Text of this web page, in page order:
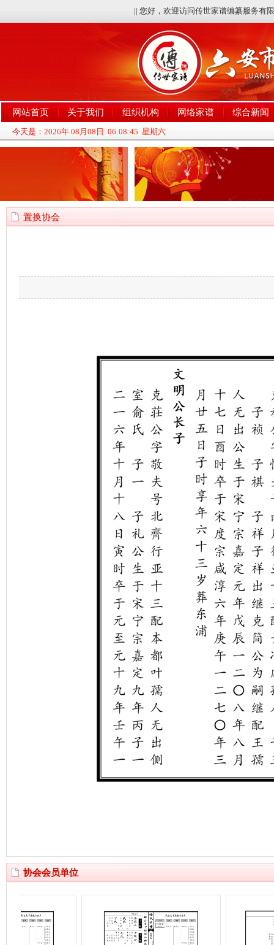
|| 您好，欢迎访问传世家谱编纂服务有
网站首页 关于我们 组织机构 网络家谱 综合新闻
今天是： 2026年 08月08日 06:08:46 星期六
置换协会
协会会员单位